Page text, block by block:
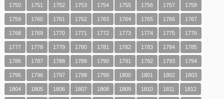
1750 1751 1752 1753 1754 1755 1756 1757 1758
1759 1760 1761 1762 1763 1764 1765 1766 1767
1768 1769 1770 1771 1772 1773 1774 1775 1776
1777 1778 1779 1780 1781 1782 1783 1784 1785
1786 1787 1788 1789 1790 1791 1792 1793 1794
1795 1796 1797 1798 1799 1800 1801 1802 1803
1804 1805 1806 1807 1808 1809 1810 1811 1812